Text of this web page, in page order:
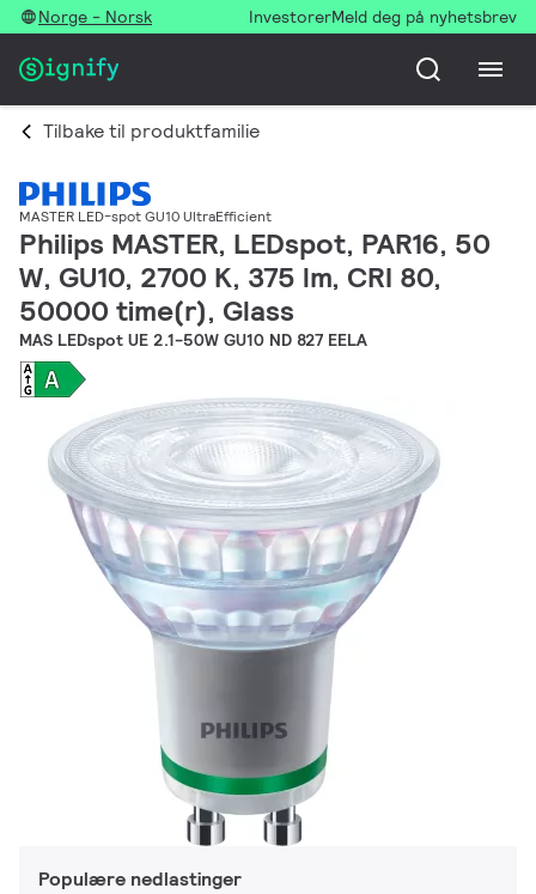
Norge - Norsk InvestorerMeld deg på nyhetsbrev
Tilbake til produktfamilie
MASTER LED-spot GU10 UltraEfficient
Philips MASTER, LEDspot, PAR16, 50
W, GU10, 2700 K, 375 lm, CRI 80,
50000 time(r), Glass
MAS LEDspot UE 2.1-50W GU10 ND 827 EELA
Populære nedlastinger